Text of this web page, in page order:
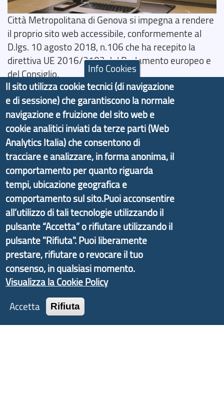
Città Metropolitana di Genova si impegna a rendere
il proprio sito web accessibile, conformemente al
D.lgs. 10 agosto 2018, n.106 che ha recepito la
direttiva UE 2016/2102 del Parlamento europeo e
del Consiglio.
Dichiarazione di Accessibilità
Il progetto Aree Interne
Il portale di marketing territoriale e sviluppo locale
di Genova Città Metropolitana si è sviluppato a
partire dal progetto nazionale Aree Interne
promosso dal Dipartimento per lo Sviluppo
Economico e finalizzato al rilancio socio-economico
delle valli dell’entroterra. In particolare fornisce
informazioni ed aggiornamenti sulla
d'Area Antola-Tigullio, in collaborazione con Regione
Liguria ed ANCI Liguria.
Info Cookies
Il sito utilizza cookie tecnici (di navigazione
e di sessione) che garantiscono la normale
navigazione e fruizione del sito web e
cookie analitici inviati da terze parti (Web
Analytics Italia) che consentono di
tracciare e analizzare, in forma anonima, il
comportamento per quanto riguarda
tempi, ubicazione geografica e
comportamento sul sito.Puoi acconsentire
all’utilizzo di tali tecnologie utilizzando il
pulsante “Accetta” o rifiutare utilizzando il
pulsante "Rifiuta". Puoi liberamente
prestare, rifiutare o revocare il tuo
consenso, in qualsiasi momento.
Visualizza la Cookie Policy
Accetta
Rifiuta